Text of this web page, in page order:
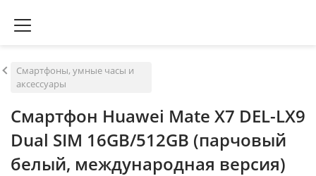
Смартфоны, умные часы и
аксессуары
Смартфон Huawei Mate X7 DEL-LX9
Dual SIM 16GB/512GB (парчовый
белый, международная версия)